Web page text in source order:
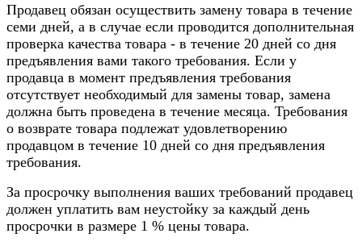
Продавец обязан осуществить замену товара в течение
семи дней, а в случае если проводится дополнительная
проверка качества товара - в течение 20 дней со дня
предъявления вами такого требования. Если у
продавца в момент предъявления требования
отсутствует необходимый для замены товар, замена
должна быть проведена в течение месяца. Требования
о возврате товара подлежат удовлетворению
продавцом в течение 10 дней со дня предъявления
требования.
За просрочку выполнения ваших требований продавец
должен уплатить вам неустойку за каждый день
просрочки в размере 1 % цены товара.